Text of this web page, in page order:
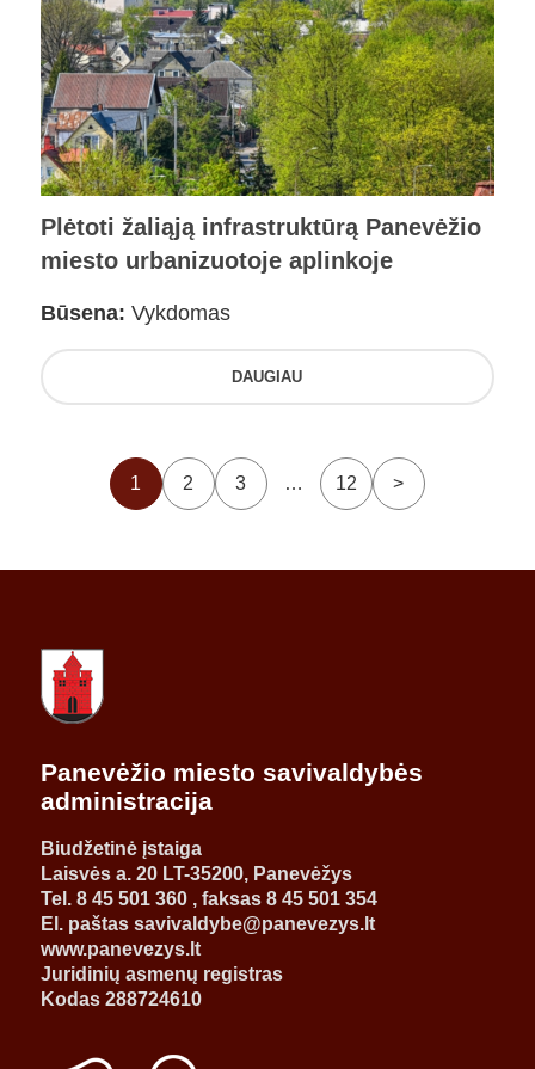
Plėtoti žaliąją infrastruktūrą Panevėžio
miesto urbanizuotoje aplinkoje
Būsena: Vykdomas
DAUGIAU
1 2 3 … 12 >
Panevėžio miesto savivaldybės
administracija
Biudžetinė įstaiga
Laisvės a. 20 LT-35200, Panevėžys
Tel. 8 45 501 360 , faksas 8 45 501 354
El. paštas savivaldybe@panevezys.lt
www.panevezys.lt
Juridinių asmenų registras
Kodas 288724610